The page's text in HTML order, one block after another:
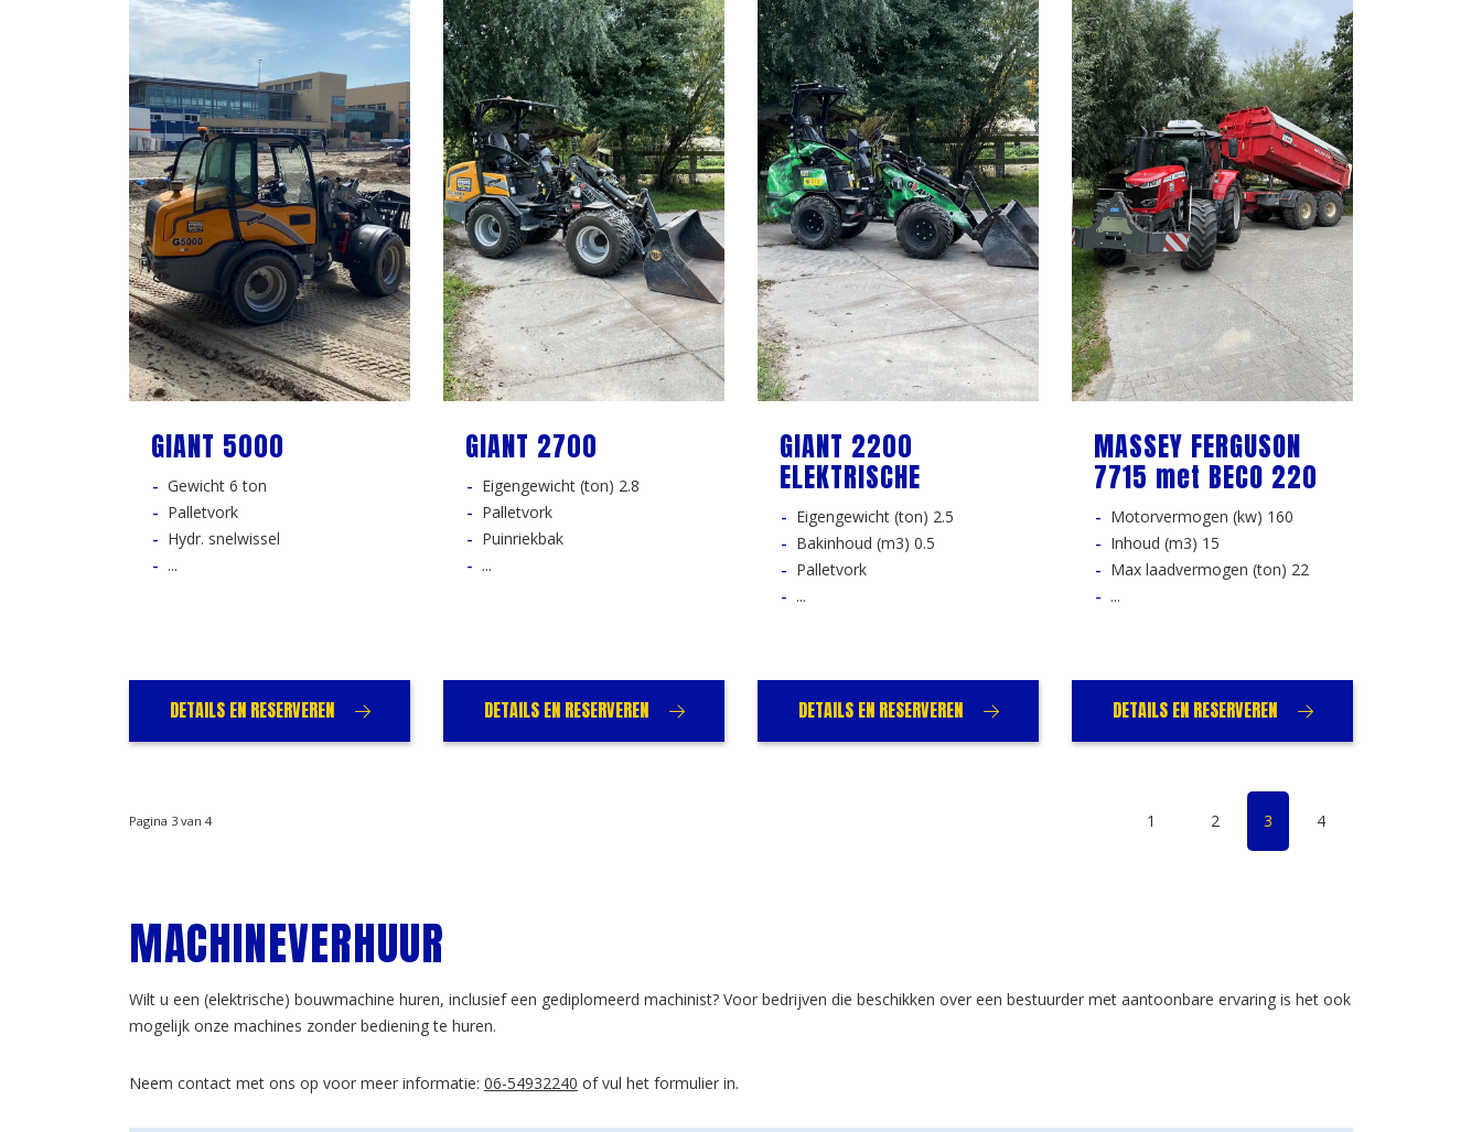
GIANT 5000
Gewicht 6 ton
Palletvork
Hydr. snelwissel
...
DETAILS EN RESERVEREN
GIANT 2700
Eigengewicht (ton) 2.8
Palletvork
Puinriekbak
...
DETAILS EN RESERVEREN
GIANT 2200
ELEKTRISCHE
Eigengewicht (ton) 2.5
Bakinhoud (m3) 0.5
Palletvork
...
DETAILS EN RESERVEREN
MASSEY FERGUSON
7715 met BECO 220
Motorvermogen (kw) 160
Inhoud (m3) 15
Max laadvermogen (ton) 22
...
DETAILS EN RESERVEREN
Pagina 3 van 4 1 2 3 4
MACHINEVERHUUR
Wilt u een (elektrische) bouwmachine huren, inclusief een gediplomeerd machinist? Voor bedrijven die beschikken over een bestuurder met aantoonbare ervaring is het ook
mogelijk onze machines zonder bediening te huren.
Neem contact met ons op voor meer informatie: 06-54932240 of vul het formulier in.